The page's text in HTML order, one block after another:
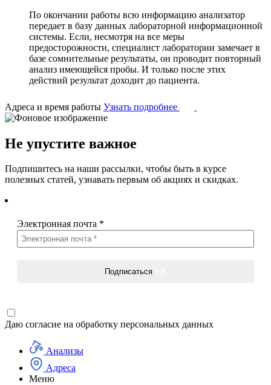
По окончании работы всю информацию анализатор
передает в базу данных лабораторной информационной
системы. Если, несмотря на все меры
предосторожности, специалист лаборатории замечает в
базе сомнительные результаты, он проводит повторный
анализ имеющейся пробы. И только после этих
действий результат доходит до пациента.
Адреса и время работы Узнать подробнее
Не упустите важное
Подпишитесь на наши рассылки, чтобы быть в курсе
полезных статей, узнавать первым об акциях и скидках.
Электронная почта *
Подписаться
Даю согласие на обработку персональных данных
Анализы
Адреса
Меню